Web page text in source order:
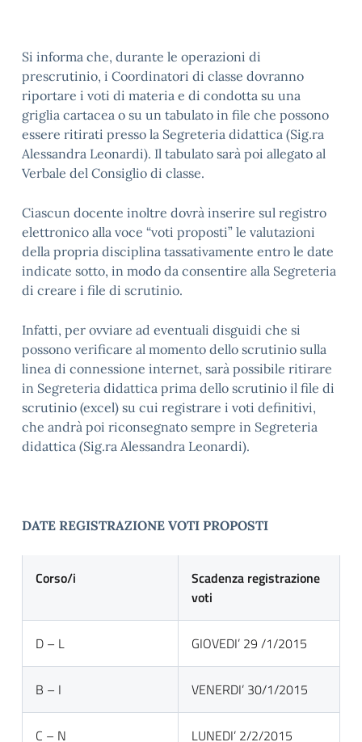
Si informa che, durante le operazioni di
prescrutinio, i Coordinatori di classe dovranno
riportare i voti di materia e di condotta su una
griglia cartacea o su un tabulato in file che possono
essere ritirati presso la Segreteria didattica (Sig.ra
Alessandra Leonardi). Il tabulato sarà poi allegato al
Verbale del Consiglio di classe.
Ciascun docente inoltre dovrà inserire sul registro
elettronico alla voce “voti proposti” le valutazioni
della propria disciplina tassativamente entro le date
indicate sotto, in modo da consentire alla Segreteria
di creare i file di scrutinio.
Infatti, per ovviare ad eventuali disguidi che si
possono verificare al momento dello scrutinio sulla
linea di connessione internet, sarà possibile ritirare
in Segreteria didattica prima dello scrutinio il file di
scrutinio (excel) su cui registrare i voti definitivi,
che andrà poi riconsegnato sempre in Segreteria
didattica (Sig.ra Alessandra Leonardi).
DATE REGISTRAZIONE VOTI PROPOSTI
Corso/i
Scadenza registrazione
voti
D – L GIOVEDI’ 29 /1/2015
B – I VENERDI’ 30/1/2015
C – N LUNEDI’ 2/2/2015